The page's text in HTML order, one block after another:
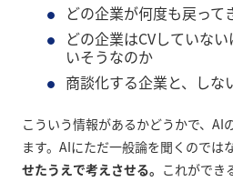
どの企業が何度も戻って
どの企業はCVしていな
いそうなのか
商談化する企業と、し
こういう情報があるかどうかで、AI
ます。AIにただ一般論を聞くのではな
せたうえで考えさせる。 これができ